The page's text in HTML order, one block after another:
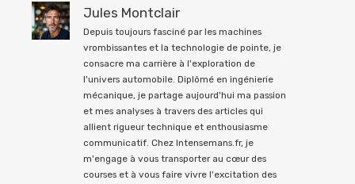
Jules Montclair
Depuis toujours fasciné par les machines
vrombissantes et la technologie de pointe, je
consacre ma carrière à l'exploration de
l'univers automobile. Diplômé en ingénierie
mécanique, je partage aujourd'hui ma passion
et mes analyses à travers des articles qui
allient rigueur technique et enthousiasme
communicatif. Chez Intensemans.fr, je
m'engage à vous transporter au cœur des
courses et à vous faire vivre l'excitation des